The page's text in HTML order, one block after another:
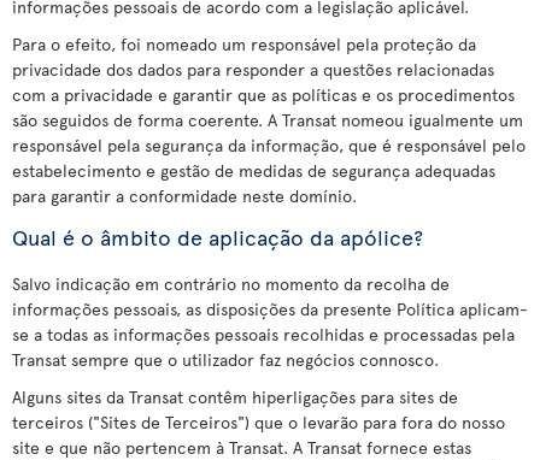
informações pessoais de acordo com a legislação aplicável.
Para o efeito, foi nomeado um responsável pela proteção da
privacidade dos dados para responder a questões relacionadas
com a privacidade e garantir que as políticas e os procedimentos
são seguidos de forma coerente. A Transat nomeou igualmente um
responsável pela segurança da informação, que é responsável pelo
estabelecimento e gestão de medidas de segurança adequadas
para garantir a conformidade neste domínio.
Qual é o âmbito de aplicação da apólice?
Salvo indicação em contrário no momento da recolha de
informações pessoais, as disposições da presente Política aplicam-
se a todas as informações pessoais recolhidas e processadas pela
Transat sempre que o utilizador faz negócios connosco.
Alguns sites da Transat contêm hiperligações para sites de
terceiros ("Sites de Terceiros") que o levarão para fora do nosso
site e que não pertencem à Transat. A Transat fornece estas